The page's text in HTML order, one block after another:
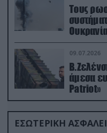
Τους
09.07.2026
άμεσα
Patriot»
ΕΣΩΤΕΡΙΚΗ